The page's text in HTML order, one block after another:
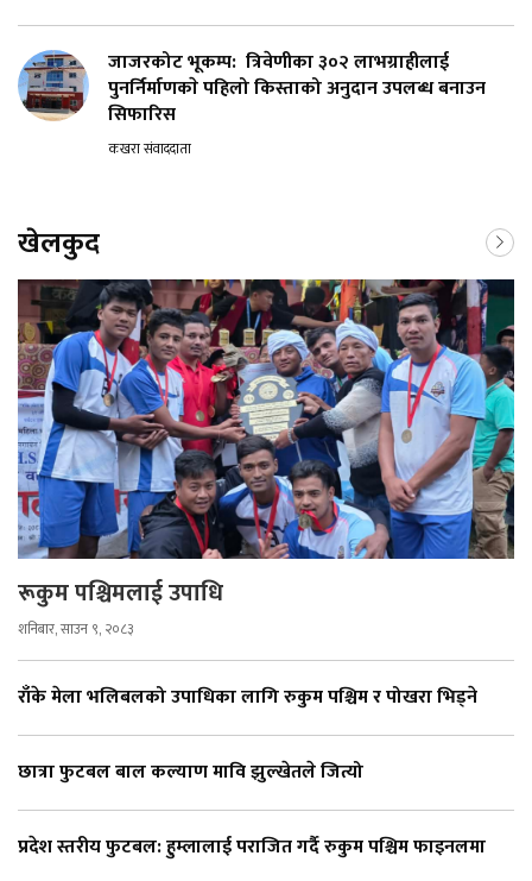
जाजरकोट भूकम्प: त्रिवेणीका ३०२ लाभग्राहीलाई
पुनर्निर्माणकाे पहिलो किस्ताको अनुदान उपलब्ध बनाउन
सिफारिस
कखरा संवाददाता
खेलकुद
रूकुम पश्चिमलाई उपाधि
शनिबार, साउन ९, २०८३
राँके मेला भलिबलको उपाधिका लागि रुकुम पश्चिम र पोखरा भिड्ने
छात्रा फुटबल बाल कल्याण मावि झुल्खेतले जित्यो
प्रदेश स्तरीय फुटबल: हुम्लालाई पराजित गर्दै रुकुम पश्चिम फाइनलमा